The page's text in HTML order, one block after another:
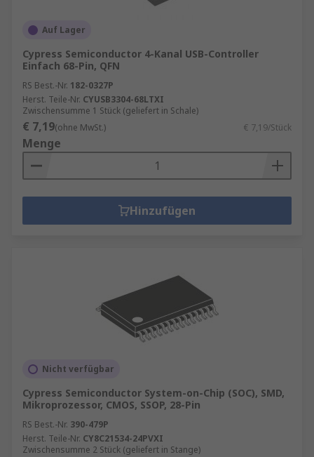
Auf Lager
Cypress Semiconductor 4-Kanal USB-Controller
Einfach 68-Pin, QFN
RS Best.-Nr. 182-0327P
Herst. Teile-Nr. CYUSB3304-68LTXI
Zwischensumme 1 Stück (geliefert in Schale)
€ 7,19(ohne MwSt.) € 7,19/Stück
Menge
Hinzufügen
Nicht verfügbar
Cypress Semiconductor System-on-Chip (SOC), SMD,
Mikroprozessor, CMOS, SSOP, 28-Pin
RS Best.-Nr. 390-479P
Herst. Teile-Nr. CY8C21534-24PVXI
Zwischensumme 2 Stück (geliefert in Stange)